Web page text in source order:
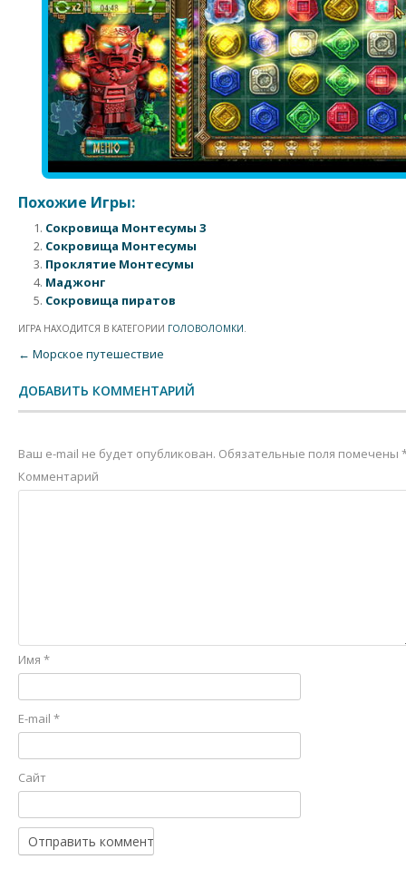
Похожие Игры:
Сокровища Монтесумы 3
Сокровища Монтесумы
Проклятие Монтесумы
Маджонг
Сокровища пиратов
ИГРА НАХОДИТСЯ В КАТЕГОРИИ ГОЛОВОЛОМКИ.
Post navigation
← Морское путешествие
ДОБАВИТЬ КОММЕНТАРИЙ
Ваш e-mail не будет опубликован. Обязательные поля помечены
Комментарий
Имя *
E-mail *
Сайт